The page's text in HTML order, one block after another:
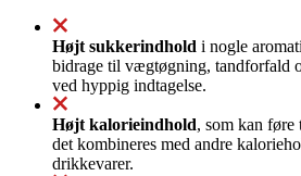
Højt sukkerindhold i nogle
bidrage til vægtøgning, tandforfald
ved hyppig indtagelse.
Højt kalorieindhold, som kan
det kombineres med andre
drikkevarer.